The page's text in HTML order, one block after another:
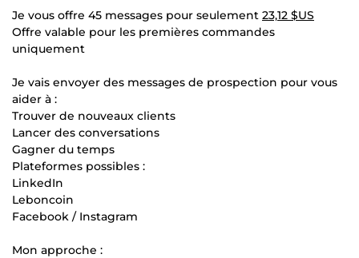
Je vous offre 45 messages pour seulement 23,12 $US
Offre valable pour les premières commandes
uniquement
Je vais envoyer des messages de prospection pour vous
aider à :
Trouver de nouveaux clients
Lancer des conversations
Gagner du temps
Plateformes possibles :
LinkedIn
Leboncoin
Facebook / Instagram
Mon approche :